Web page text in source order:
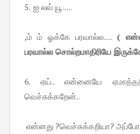
5. ஐ லவ் யூ .....
,ம் ம் ஓக்கே பரவால்ல..... (
பரவால்ல சொல்றமாதிரியே
6. ஏய்.. என்னையே
வெச்சுக்கறேன்..
என்னது ?வெச்சுக்கறியா?